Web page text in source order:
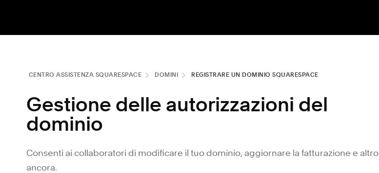
CENTRO ASSISTENZA SQUARESPACE DOMINI REGISTRARE UN DOMINIO SQUARESPACE
Gestione delle autorizzazioni del
dominio
Consenti ai collaboratori di modificare il tuo dominio, aggiornare la fatturazione e altro
ancora.